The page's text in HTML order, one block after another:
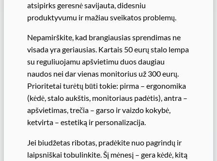
atsipirks geresnė savijauta, didesniu
produktyvumu ir mažiau sveikatos problemų.
Nepamirškite, kad brangiausias sprendimas ne
visada yra geriausias. Kartais 50 eurų stalo lempa
su reguliuojamu apšvietimu duos daugiau
naudos nei dar vienas monitorius už 300 eurų.
Prioritetai turėtų būti tokie: pirma – ergonomika
(kėdė, stalo aukštis, monitoriaus padėtis), antra –
apšvietimas, trečia – garso ir vaizdo kokybė,
ketvirta – estetiką ir personalizacija.
Jei biudžetas ribotas, pradėkite nuo pagrindų ir
laipsniškai tobulinkite. Šį mėnesį – gera kėdė, kitą